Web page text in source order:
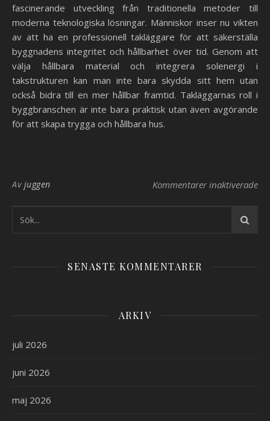
fascinerande utveckling från traditionella metoder till
moderna teknologiska lösningar. Människor inser nu vikten
av att ha en professionell takläggare för att säkerställa
byggnadens integritet och hållbarhet över tid. Genom att
välja hållbara material och integrera solenergi i
takstrukturen kan man inte bara skydda sitt hem utan
också bidra till en mer hållbar framtid. Takläggarnas roll i
byggbranschen är inte bara praktisk utan även avgörande
för att skapa trygga och hållbara hus.
Av juggen Kommentarer inaktiverade
SENASTE KOMMENTARER
ARKIV
juli 2026
juni 2026
maj 2026